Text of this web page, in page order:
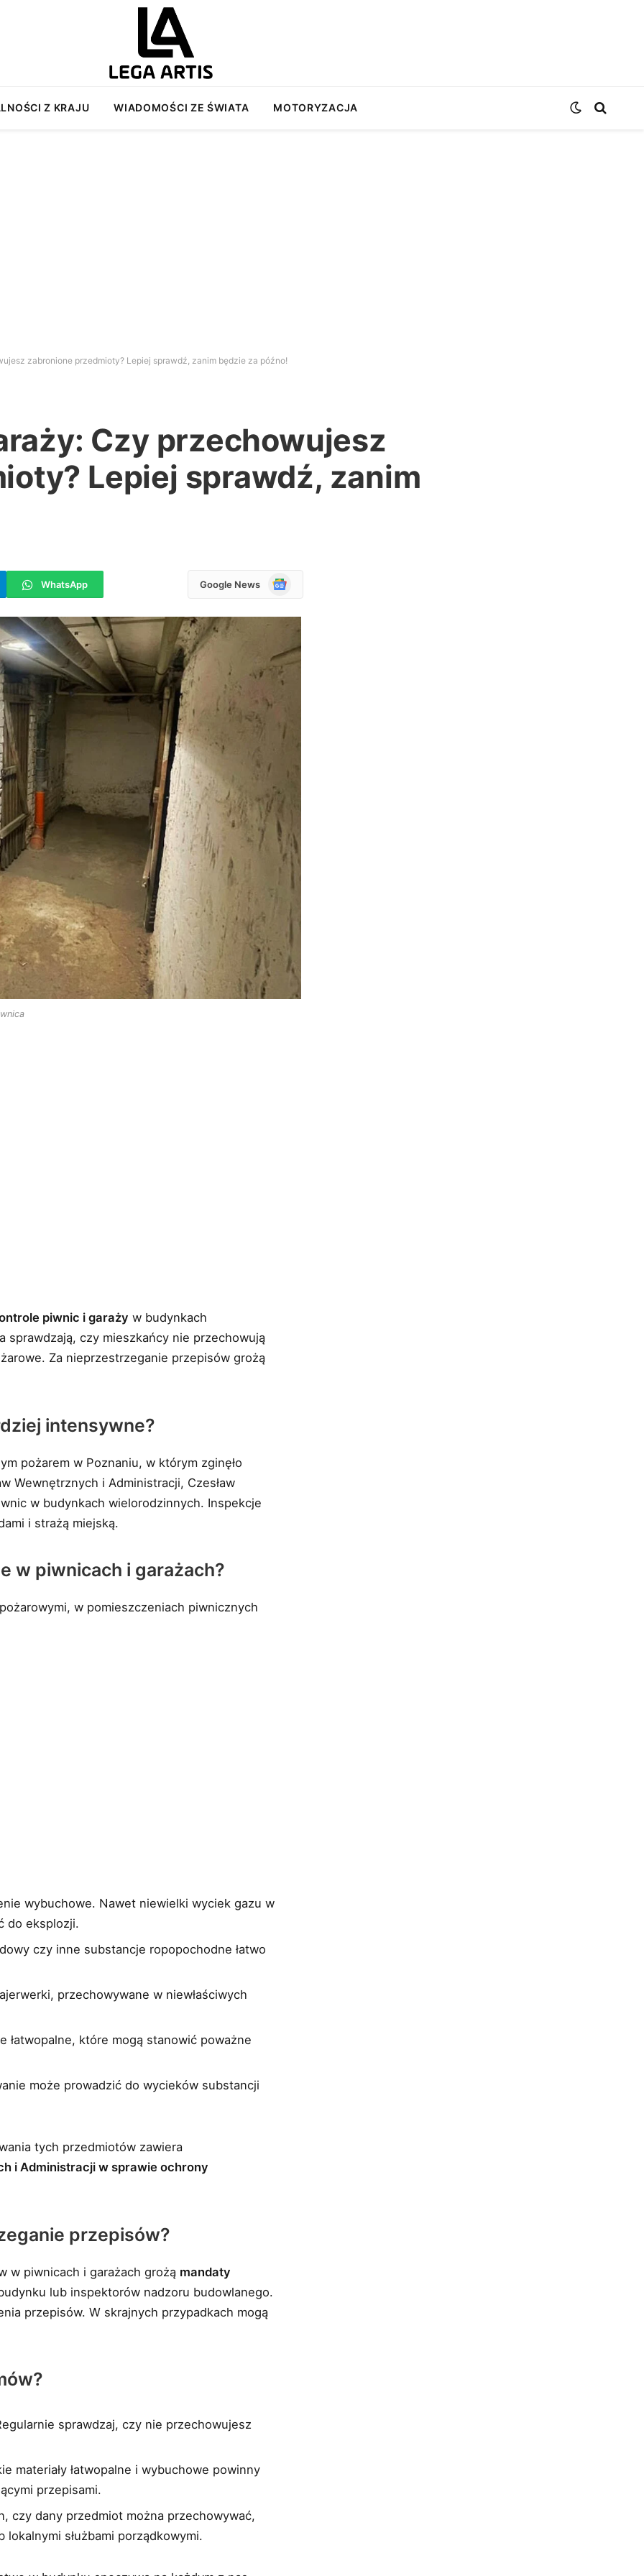
Z KRAJU WIADOMOŚCI ZE ŚWIATA MOTORYZACJA
zabronione przedmioty? Lepiej sprawdź, zanim będzie za późno!
Czy przechowujesz
Lepiej sprawdź, zanim
WhatsApp Google News
Google
piwnic i garaży w budynkach
sprawdzają, czy mieszkańcy nie przechowują
Za nieprzestrzeganie przepisów grożą
intensywne?
pożarem w Poznaniu, w którym zginęło
Wewnętrznych i Administracji, Czesław
w budynkach wielorodzinnych. Inspekcje
i strażą miejską.
w piwnicach i garażach?
w pomieszczeniach piwnicznych
wybuchowe. Nawet niewielki wyciek gazu w
do eksplozji.
czy inne substancje ropopochodne łatwo
przechowywane w niewłaściwych
łatwopalne, które mogą stanowić poważne
może prowadzić do wycieków substancji
tych przedmiotów zawiera
i Administracji w sprawie ochrony
przepisów?
w piwnicach i garażach grożą mandaty
lub inspektorów nadzoru budowlanego.
przepisów. W skrajnych przypadkach mogą
sprawdzaj, czy nie przechowujesz
materiały łatwopalne i wybuchowe powinny
przepisami.
czy dany przedmiot można przechowywać,
służbami porządkowymi.